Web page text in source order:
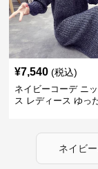
¥7,540 (税込)
ネイビーコーデ ニ
ス レディース ゆっ
ネイビ